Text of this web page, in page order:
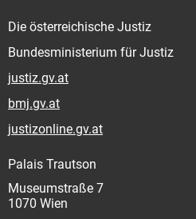
Die österreichische Justiz
Bundesministerium für Justiz
justiz.gv.at
bmj.gv.at
justizonline.gv.at
Palais Trautson
Museumstraße 7
1070 Wien